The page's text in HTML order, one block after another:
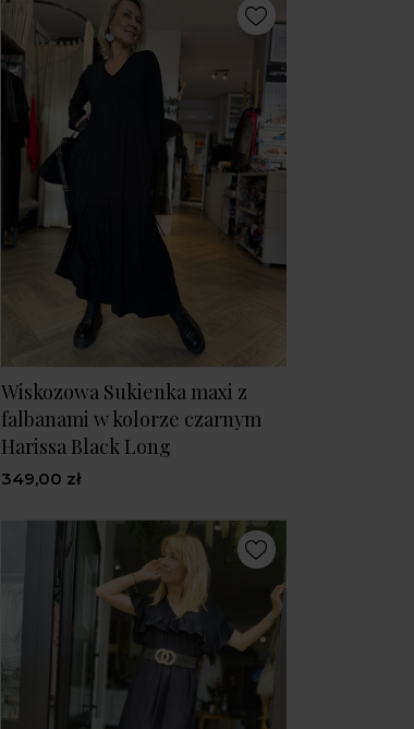
Wiskozowa Sukienka maxi z
falbanami w kolorze czarnym
Harissa Black Long
349,00 zł